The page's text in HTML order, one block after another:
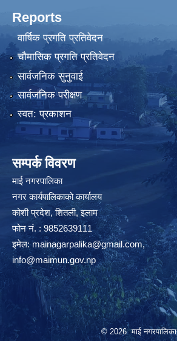
Reports
वार्षिक प्रगति प्रतिवेदन
चौमासिक प्रगति प्रतिवेदन
सार्वजनिक सुनुवाई
सार्वजनिक परीक्षण
स्वत: प्रकाशन
सम्पर्क विवरण
माई नगरपालिका
नगर कार्यपालिकाको कार्यालय
कोशी प्रदेश, शितली, इलाम
फोन नं. : 9852639111
इमेल:mainagarpalika@gmail.com,
info@maimun.gov.np
© 2026 माई नगरपालिका